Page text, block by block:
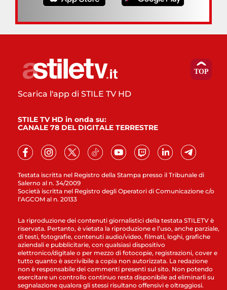
Testata iscritta nel Registro della Stampa presso il Tribunale di
Salerno al n. 34/2009
Società iscritta nel Registro degli Operatori di Comunicazione c/o
l’AGCOM al n. 20133
Scarica l'app di STILE TV HD
STILE TV HD in onda su:
CANALE 78 DEL DIGITALE TERRESTRE
La riproduzione dei contenuti giornalistici della testata STILETV è
riservata. Pertanto, è vietata la riproduzione e l’uso, anche parziale,
di testi, fotografie, contenuti audio/video, filmati, loghi, grafiche
aziendali e pubblicitarie, con qualsiasi dispositivo
elettronico/digitale o per mezzo di fotocopie, registrazioni, cover e
tutto quanto è ascrivibile a copia non autorizzata. La redazione
non è responsabile dei commenti presenti sul sito. Non potendo
esercitare un controllo continuo resta disponibile ad eliminarli su
segnalazione qualora gli stessi risultano offensivi e oltraggiosi.